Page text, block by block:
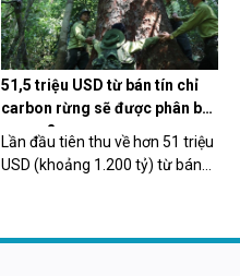
biết: Tổng kim ngạch xuất nhập
khẩu nông, lâm, thuỷ sản ước
đạt trên 13 tỷ USD, xuất siêu
3,36 tỷ USD, chiếm gần 42%
tổng giá trị thặng dư toàn
ngành kinh tế.
51,5 triệu USD từ bán tín chỉ
carbon rừng sẽ được phân bổ
ra sao?
Lần đầu tiên thu về hơn 51 triệu
USD (khoảng 1.200 tỷ) từ bán